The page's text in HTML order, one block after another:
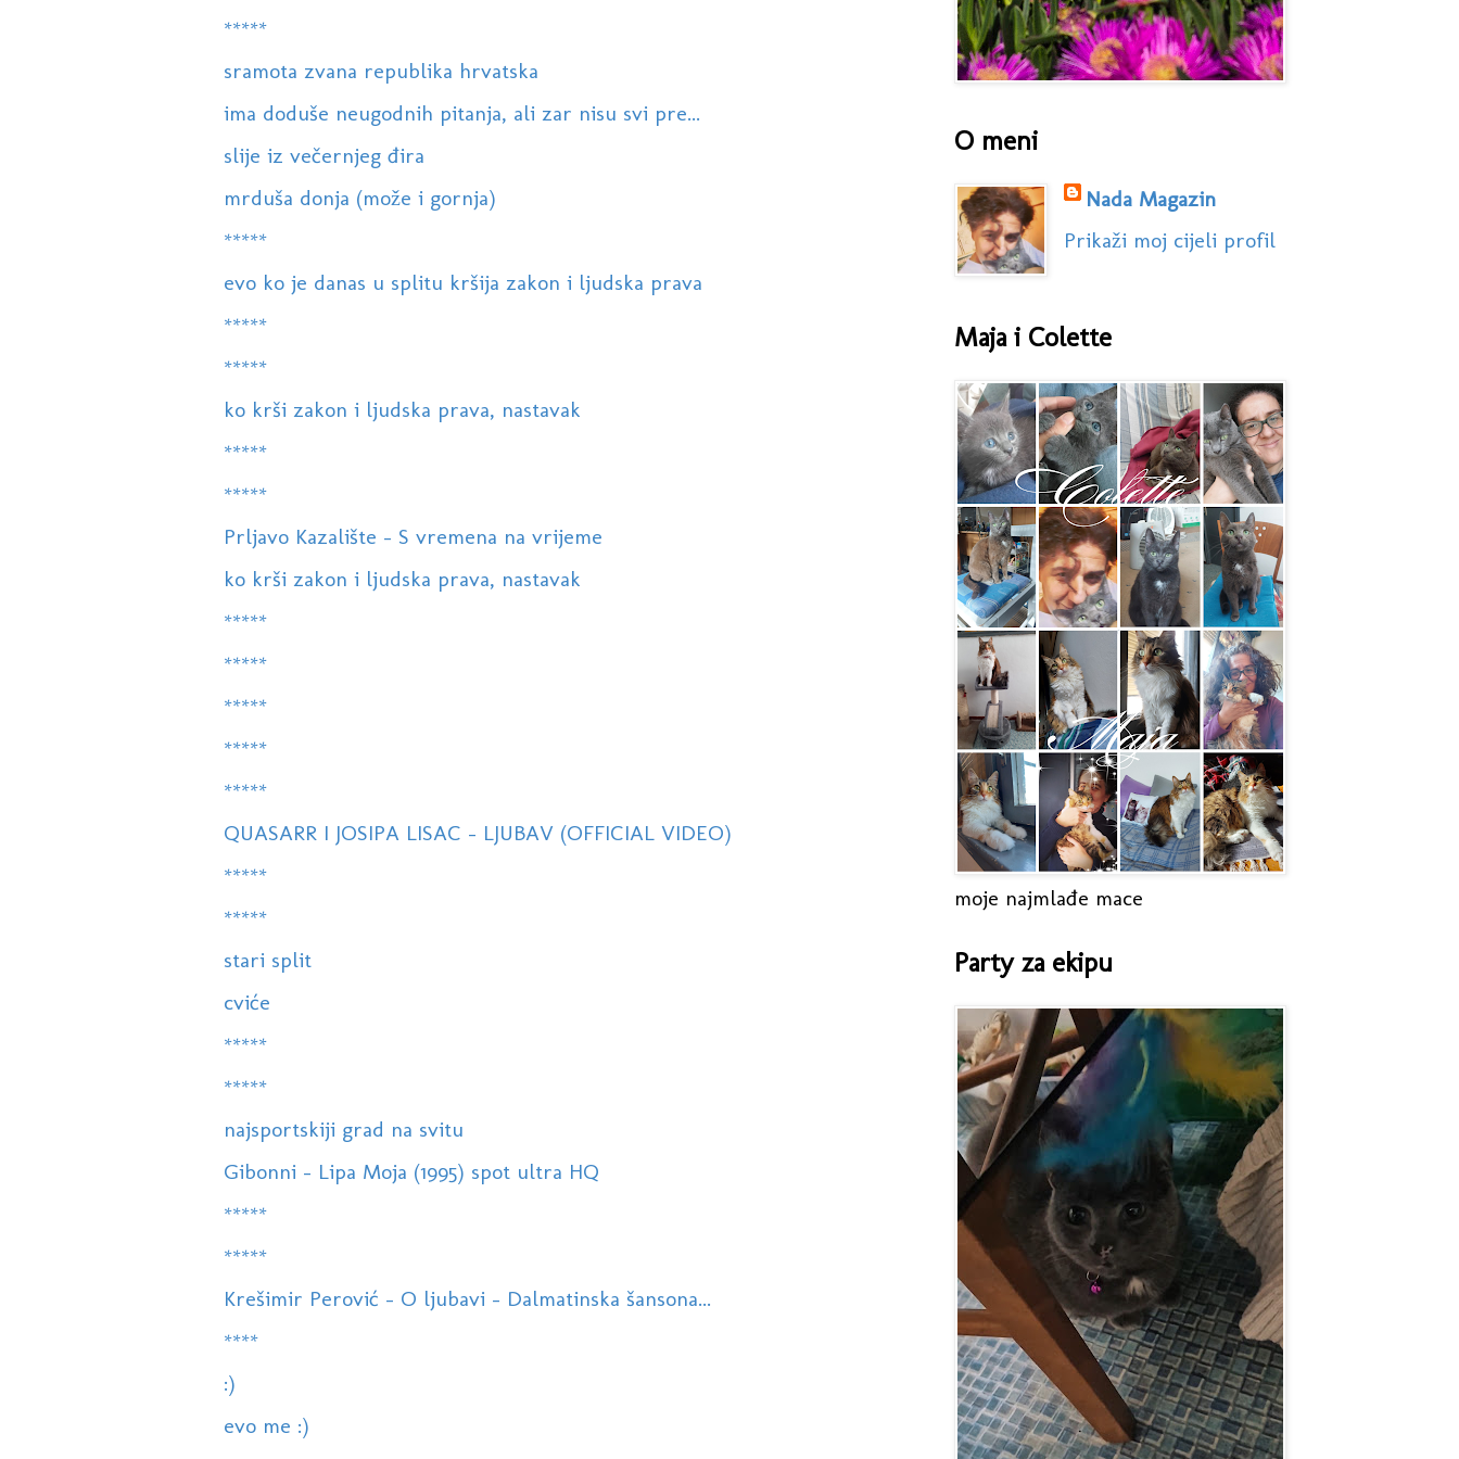
*****
sramota zvana republika hrvatska
ima doduše neugodnih pitanja, ali zar nisu svi pre...
slije iz večernjeg đira
mrduša donja (može i gornja)
*****
evo ko je danas u splitu kršija zakon i ljudska prava
*****
*****
ko krši zakon i ljudska prava, nastavak
*****
*****
Prljavo Kazalište - S vremena na vrijeme
ko krši zakon i ljudska prava, nastavak
*****
*****
*****
*****
*****
QUASARR I JOSIPA LISAC - LJUBAV (OFFICIAL VIDEO)
*****
*****
stari split
cviće
*****
*****
najsportskiji grad na svitu
Gibonni - Lipa Moja (1995) spot ultra HQ
*****
*****
Krešimir Perović - O ljubavi - Dalmatinska šansona...
****
:)
evo me :)
O meni
Nada Magazin
Prikaži moj cijeli profil
Maja i Colette
moje najmlađe mace
Party za ekipu